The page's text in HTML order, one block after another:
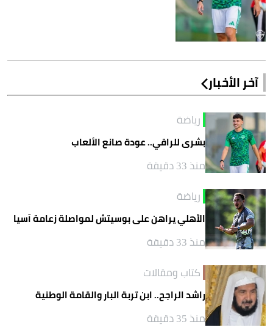
آخر الأخبار
رياضة
بشرى للراقي.. عودة صانع الألعاب
منذ 33 دقيقة
رياضة
الأهلي يراهن على بوسيتش لمواصلة زعامة آسيا
منذ 33 دقيقة
كتاب ومقالات
راشد الراجح.. ابن تربة البار والقامة الوطنية
منذ 35 دقيقة